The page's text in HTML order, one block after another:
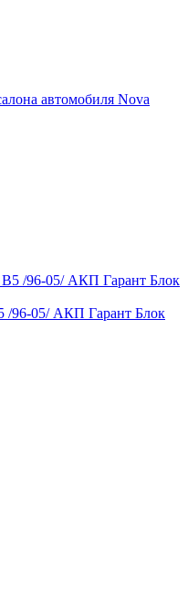
автомобиля Nova
/96-05/ АКП Гарант Блок